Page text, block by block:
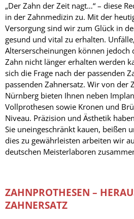
„Der Zahn der Zeit nagt…“ – diese
in der Zahnmedizin zu. Mit der
Versorgung sind wir zum Glück in
gesund und vital zu erhalten.
Alterserscheinungen können jedoch
Zahn nicht länger erhalten werden
sich die Frage nach der passenden
passenden Zahnersatz. Wir von der
Nürnberg bieten Ihnen neben
Vollprothesen sowie Kronen und
Niveau. Präzision und Ästhetik
Sie uneingeschränkt kauen, beißen
dies zu gewährleisten arbeiten wir
deutschen Meisterlaboren
ZAHNPROTHESEN –
ZAHNERSATZ